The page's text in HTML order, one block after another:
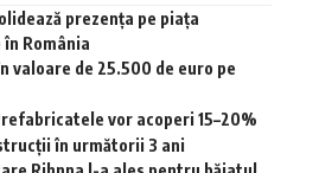
prezența pe piața
România
valoare de 25.500 de euro pe
vor acoperi 15–20%
în următorii 3 ani